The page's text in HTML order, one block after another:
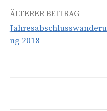
Beitrags-
Navigation
ÄLTERER BEITRAG
Jahresabschlusswanderu
ng 2018